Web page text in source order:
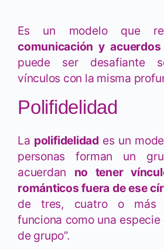
Es un modelo que
comunicación y
puede ser desafiante
vínculos con la misma
Polifidelidad
La polifidelidad es un
personas forman un
acuerdan no tener
románticos fuera de ese
de tres, cuatro o más
funciona como una especie
de grupo”.